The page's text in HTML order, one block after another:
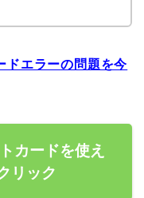
エラーの問題を今
カードを使え
リック